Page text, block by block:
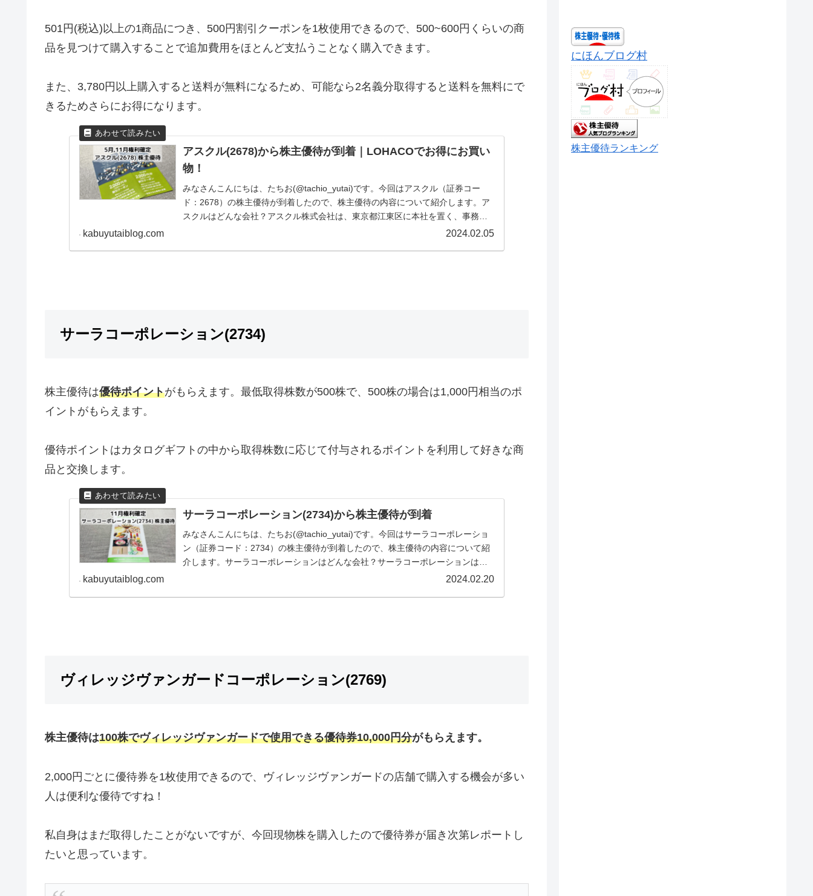
501円(税込)以上の1商品につき、500円割引クーポンを1枚使用できるので、500~600円くらいの商
品を見つけて購入することで追加費用をほとんど支払うことなく購入できます。
また、3,780円以上購入すると送料が無料になるため、可能なら2名義分取得すると送料を無料にで
きるためさらにお得になります。
アスクル(2678)から株主優待が到着｜LOHACOでお得にお買い
物！
みなさんこんにちは、たちお(@tachio_yutai)です。今回はアスクル（証券コー
ド：2678）の株主優待が到着したので、株主優待の内容について紹介します。ア
スクルはどんな会社？アスクル株式会社は、東京都江東区に本社を置く、事務用
kabuyutaiblog.com 2024.02.05
サーラコーポレーション(2734)
株主優待は優待ポイントがもらえます。最低取得株数が500株で、500株の場合は1,000円相当のポ
イントがもらえます。
優待ポイントはカタログギフトの中から取得株数に応じて付与されるポイントを利用して好きな商
品と交換します。
サーラコーポレーション(2734)から株主優待が到着
みなさんこんにちは、たちお(@tachio_yutai)です。今回はサーラコーポレーショ
ン（証券コード：2734）の株主優待が到着したので、株主優待の内容について紹
介します。サーラコーポレーションはどんな会社？サーラコーポレーションは、
kabuyutaiblog.com 2024.02.20
ヴィレッジヴァンガードコーポレーション(2769)
株主優待は100株でヴィレッジヴァンガードで使用できる優待券10,000円分がもらえます。
2,000円ごとに優待券を1枚使用できるので、ヴィレッジヴァンガードの店舗で購入する機会が多い
人は便利な優待ですね！
私自身はまだ取得したことがないですが、今回現物株を購入したので優待券が届き次第レポートし
たいと思っています。
にほんブログ村
株主優待ランキング